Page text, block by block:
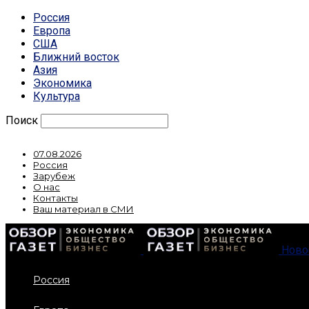
Россия
Европа
США
Ближний восток
Азия
Экономика
Культура
Поиск
07.08.2026
Россия
Зарубеж
О нас
Контакты
Ваш материал в СМИ
Россия